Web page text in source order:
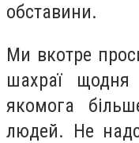
обставини.
Ми вкотре
шахраї щодня
якомога
людей. Не